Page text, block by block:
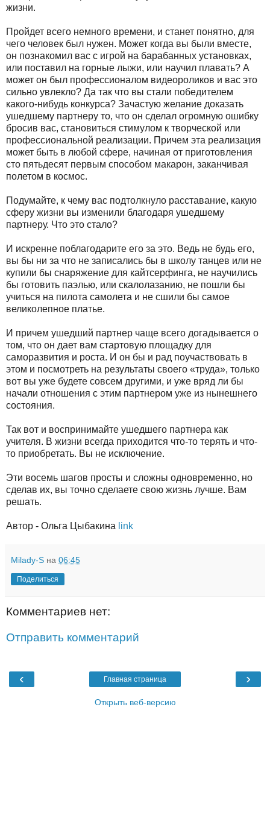
жизни.
Пройдет всего немного времени, и станет понятно, для
чего человек был нужен. Может когда вы были вместе,
он познакомил вас с игрой на барабанных установках,
или поставил на горные лыжи, или научил плавать? А
может он был профессионалом видеороликов и вас это
сильно увлекло? Да так что вы стали победителем
какого-нибудь конкурса? Зачастую желание доказать
ушедшему партнеру то, что он сделал огромную ошибку
бросив вас, становиться стимулом к творческой или
профессиональной реализации. Причем эта реализация
может быть в любой сфере, начиная от приготовления
сто пятьдесят первым способом макарон, заканчивая
полетом в космос.
Подумайте, к чему вас подтолкнуло расставание, какую
сферу жизни вы изменили благодаря ушедшему
партнеру. Что это стало?
И искренне поблагодарите его за это. Ведь не будь его,
вы бы ни за что не записались бы в школу танцев или не
купили бы снаряжение для кайтсерфинга, не научились
бы готовить паэлью, или скалолазанию, не пошли бы
учиться на пилота самолета и не сшили бы самое
великолепное платье.
И причем ушедший партнер чаще всего догадывается о
том, что он дает вам стартовую площадку для
саморазвития и роста. И он бы и рад поучаствовать в
этом и посмотреть на результаты своего «труда», только
вот вы уже будете совсем другими, и уже вряд ли бы
начали отношения с этим партнером уже из нынешнего
состояния.
Так вот и воспринимайте ушедшего партнера как
учителя. В жизни всегда приходится что-то терять и что-
то приобретать. Вы не исключение.
Эти восемь шагов просты и сложны одновременно, но
сделав их, вы точно сделаете свою жизнь лучше. Вам
решать.
Автор - Ольга Цыбакина link
Milady-S на 06:45
Поделиться
Комментариев нет:
Отправить комментарий
‹ ›
Главная страница
Открыть веб-версию